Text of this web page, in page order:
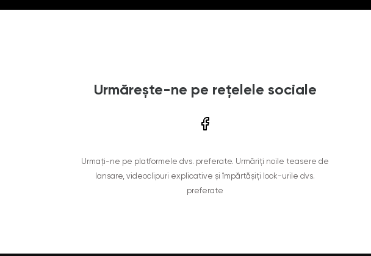
Urmărește-ne pe rețelele sociale
Urmați-ne pe platformele dvs. preferate. Urmăriți noile teasere de
lansare, videoclipuri explicative și împărtășiți look-urile dvs.
preferate